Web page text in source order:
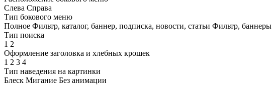
Слева Справа
Тип бокового меню
Полное Фильтр, каталог, баннер, подписка, новости, статьи Фильтр, баннеры
Тип поиска
1 2
Оформление заголовка и хлебных крошек
1 2 3 4
Тип наведения на картинки
Блеск Мигание Без анимации